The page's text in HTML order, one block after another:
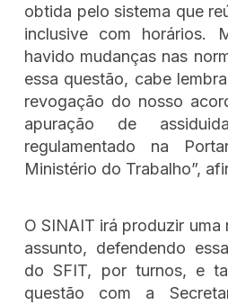
obtida pelo sistema que
inclusive com horários.
havido mudanças nas
essa questão, cabe
revogação do nosso
apuração de
regulamentado na
Ministério do Trabalho”,
O SINAIT irá produzir
assunto, defendendo
do SFIT, por turnos, e
questão com a